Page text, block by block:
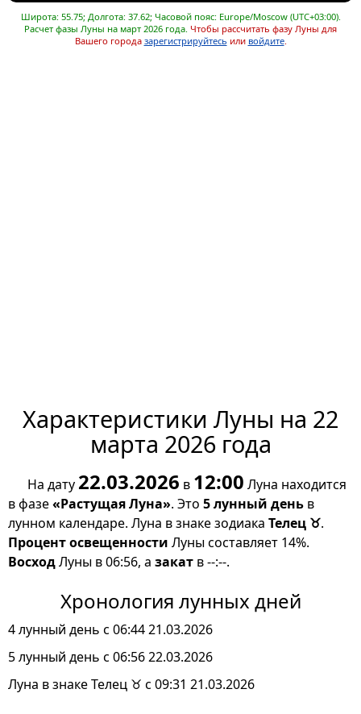
Широта: 55.75; Долгота: 37.62; Часовой пояс: Europe/Moscow (UTC+03:00).
Расчет фазы Луны на март 2026 года. Чтобы рассчитать фазу Луны для
Вашего города зарегистрируйтесь или войдите.
Характеристики Луны на 22
марта 2026 года
На дату 22.03.2026 в 12:00 Луна находится
в фазе«Растущая Луна». Это 5 лунный день в
лунном календаре. Луна в знаке зодиака Телец ♉.
Процент освещенности Луны составляет 14%.
ВосходЛуны в 06:56, а закат в --:--.
Хронология лунных дней
4 лунный день с 06:44 21.03.2026
5 лунный день с 06:56 22.03.2026
Луна в знаке Телец ♉ с 09:31 21.03.2026